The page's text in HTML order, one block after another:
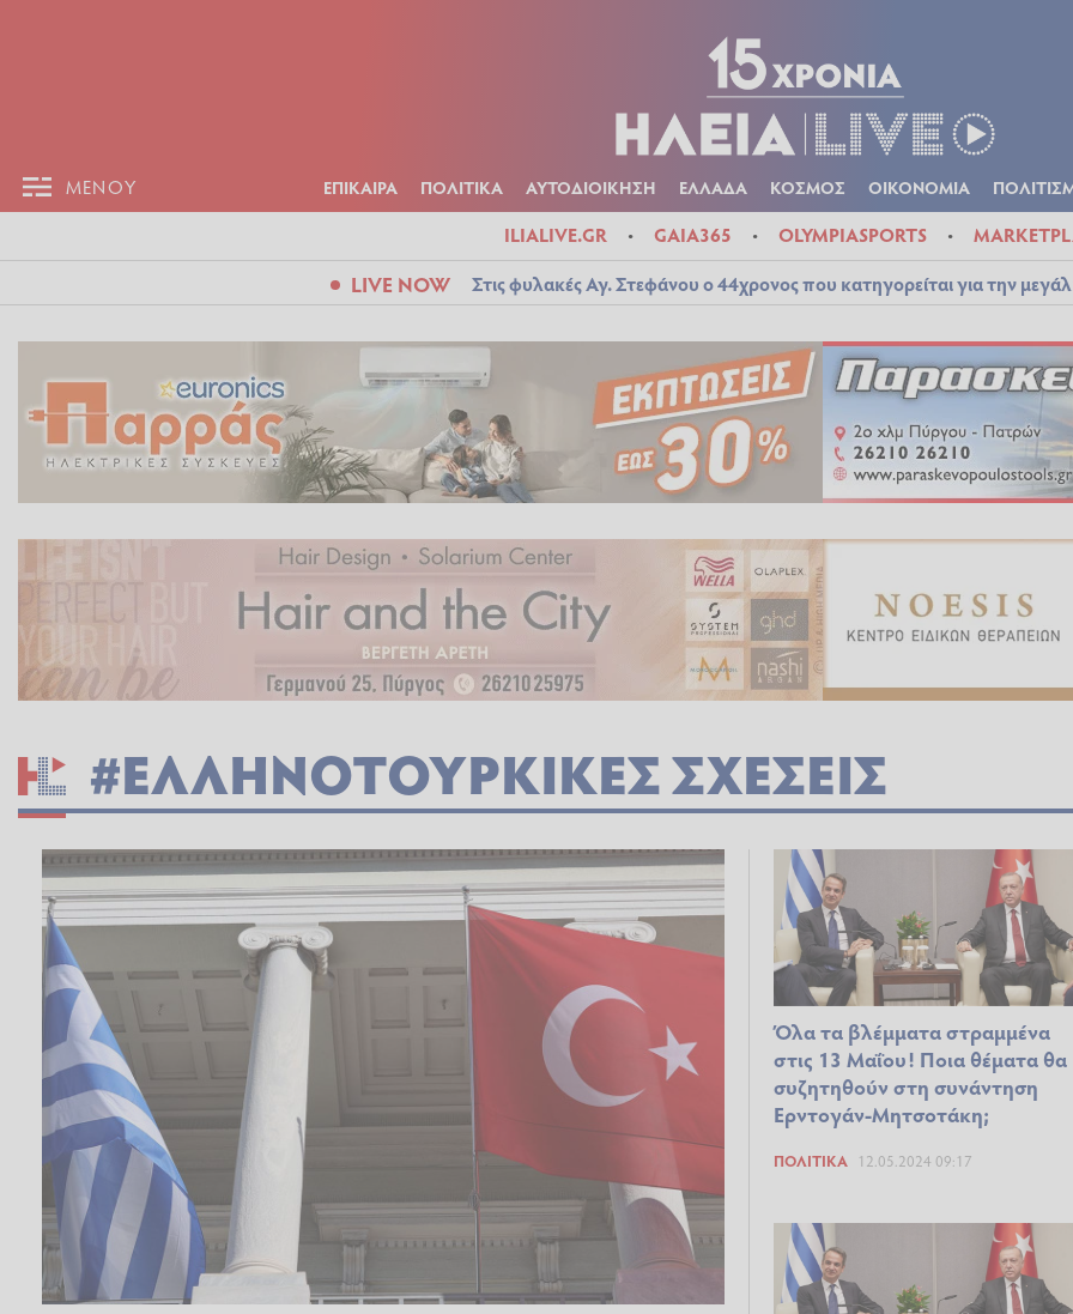
ΜΕΝΟΥ ΕΠΙΚΑΙΡΑ ΠΟΛΙΤΙΚΑ ΑΥΤΟΔΙΟΙΚΗΣΗ ΕΛΛΑΔΑ ΚΟΣΜΟΣ ΟΙΚΟΝΟΜΙΑ
ILIALIVE.GR GAIA365 OLYMPIASPORTS
LIVE NOW Στις φυλακές Αγ. Στεφάνου ο 44χρονος που κατηγορείται για την
#ΕΛΛΗΝΟΤΟΥΡΚΙΚΕΣ ΣΧΕΣΕΙΣ
Όλα τα βλέμματα στραμμένα
στις 13 Μαΐου! Ποια θέματα θα
συζητηθούν στη συνάντηση
Ερντογάν-Μητσοτάκη;
ΠΟΛΙΤΙΚΆ 12.05.2024 09:17